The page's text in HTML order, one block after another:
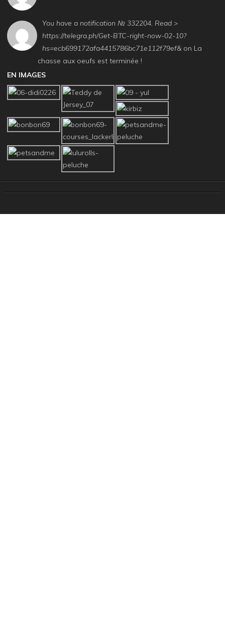
You have a notification № 332204. Read >
https://telegra.ph/Get-BTC-right-now-02-10?
hs=ecb699172afa4415786bc71e112f79ef&on La
chasse aux oeufs est terminée !
EN IMAGES